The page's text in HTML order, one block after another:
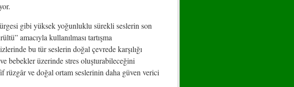
gibi yüksek yoğunluklu sürekli seslerin son
amacıyla kullanılması tartışma
bu tür seslerin doğal çevrede karşılığı
bebekler üzerinde stres oluşturabileceğini
rüzgâr ve doğal ortam seslerinin daha güven verici